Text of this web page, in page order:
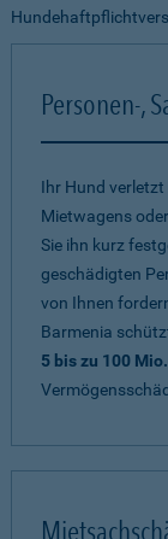
Personen-,
Ihr Hund verletzt
Mietwagens
Sie ihn kurz
geschädigten
von Ihnen
Barmenia
5 bis zu 100 Mio.